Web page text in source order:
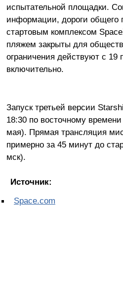
испытательной площадки.
информации, дороги общего
стартовым комплексом
пляжем закрыты для
ограничения действуют с 19
включительно.
Запуск третьей версии
18:30 по восточному
мая). Прямая трансляция
примерно за 45 минут до
мск).
Источник:
Space.com